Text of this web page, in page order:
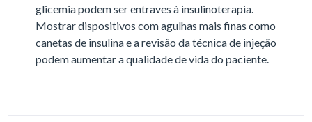
glicemia podem ser entraves à insulinoterapia.
Mostrar dispositivos com agulhas mais finas como
canetas de insulina e a revisão da técnica de injeção
podem aumentar a qualidade de vida do paciente.